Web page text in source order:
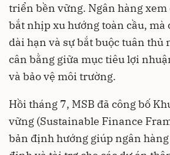
triển bền vững. Ngân hàng xem
bắt nhịp xu hướng toàn cầu, mà
dài hạn và sự bắt buộc tuân thủ
cân bằng giữa mục tiêu lợi
và bảo vệ môi trường.
Hồi tháng 7, MSB đã công bố
vững (Sustainable Finance
bản định hướng giúp ngân